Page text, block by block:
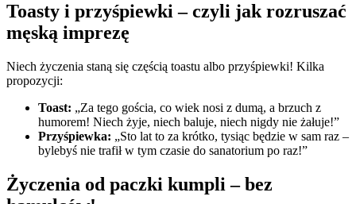
Toasty i przyśpiewki – czyli jak rozruszać
męską imprezę
Niech życzenia staną się częścią toastu albo przyśpiewki! Kilka
propozycji:
Toast: „Za tego gościa, co wiek nosi z dumą, a brzuch z
humorem! Niech żyje, niech baluje, niech nigdy nie żałuje!”
Przyśpiewka: „Sto lat to za krótko, tysiąc będzie w sam raz –
bylebyś nie trafił w tym czasie do sanatorium po raz!”
Życzenia od paczki kumpli – bez